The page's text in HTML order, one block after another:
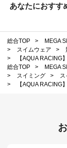
あなたにおすす
総合TOP > MEGA
>
スイムウェア >
>
【AQUA RACING
総合TOP
> MEGA
>
スイミング >
>
【AQUA RACING